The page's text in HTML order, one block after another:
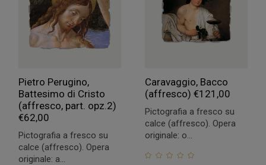
Pietro Perugino,
Battesimo di Cristo
(affresco, part. opz.2)
€62,00
Pictografia a fresco su
calce (affresco). Opera
originale: a...
Caravaggio, Bacco
(affresco) €121,00
Pictografia a fresco su
calce (affresco). Opera
originale: o...